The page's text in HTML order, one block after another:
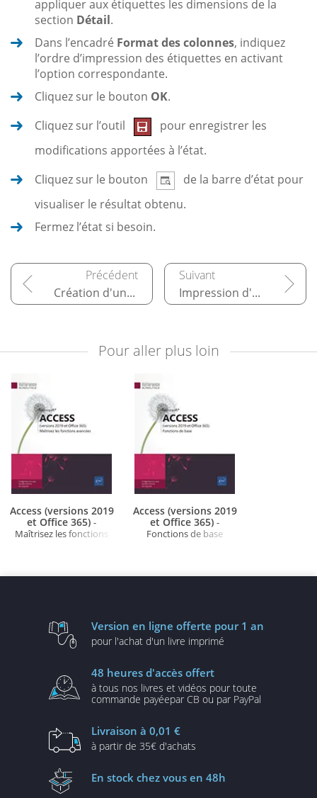
appliquer aux étiquettes les dimensions de la
section Détail.
Dans l’encadré Format des colonnes, indiquez
l’ordre d’impression des étiquettes en activant
l’option correspondante.
Cliquez sur le bouton OK.
Cliquez sur l’outil
pour enregistrer les
modifications apportées à l’état.
Cliquez sur le bouton
de la barre d’état pour
visualiser le résultat obtenu.
Fermez l’état si besoin.
Création d'un formulaire Impression d'un état
Pour aller plus loin
Access (versions 2019
et Office 365) -
Maîtrisez les fonctions
Access (versions 2019
et Office 365) -
Fonctions de base
Version en ligne offerte pour 1 an
pour l'achat d'un livre imprimé
48 heures d'accès offert
à tous nos livres et vidéos pour toute
commande payéepar CB ou par PayPal
Livraison à 0,01 €
à partir de 35€ d'achats
En stock chez vous en 48h